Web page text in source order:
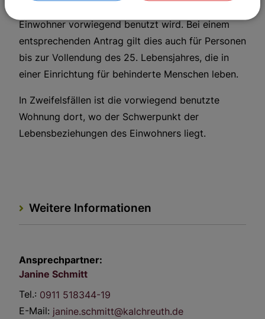
Einwohner vorwiegend benutzt wird. Bei einem
entsprechenden Antrag gilt dies auch für Personen
bis zur Vollendung des 25. Lebensjahres, die in
einer Einrichtung für behinderte Menschen leben.
In Zweifelsfällen ist die vorwiegend benutzte
Wohnung dort, wo der Schwerpunkt der
Lebensbeziehungen des Einwohners liegt.
Weitere Informationen
Ansprechpartner:
Janine Schmitt
Tel.: 0911 518344-19
E-Mail: janine.schmitt@kalchreuth.de